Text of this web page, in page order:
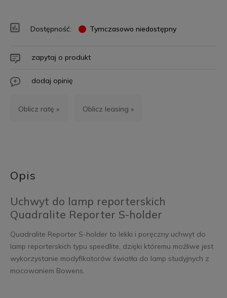
Dostępność: Tymczasowo niedostępny
zapytaj o produkt
dodaj opinię
Oblicz ratę » Oblicz leasing »
Opis
Uchwyt do lamp reporterskich
Quadralite Reporter S-holder
Quadralite Reporter S-holder to lekki i poręczny uchwyt do
lamp reporterskich typu speedlite, dzięki któremu możliwe jest
wykorzystanie modyfikatorów światła do lamp studyjnych z
mocowaniem Bowens.